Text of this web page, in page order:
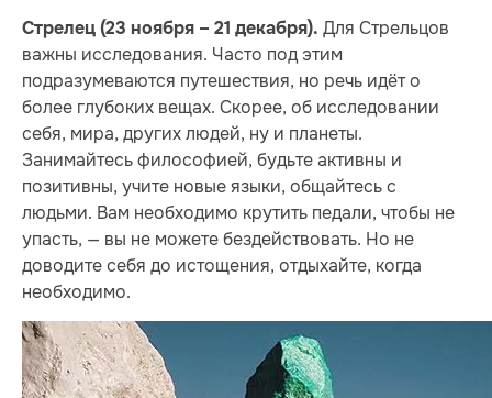
Стрелец (23 ноября – 21 декабря). Для Стрельцов
важны исследования. Часто под этим
подразумеваются путешествия, но речь идёт о
более глубоких вещах. Скорее, об исследовании
себя, мира, других людей, ну и планеты.
Занимайтесь философией, будьте активны и
позитивны, учите новые языки, общайтесь с
людьми. Вам необходимо крутить педали, чтобы не
упасть, — вы не можете бездействовать. Но не
доводите себя до истощения, отдыхайте, когда
необходимо.